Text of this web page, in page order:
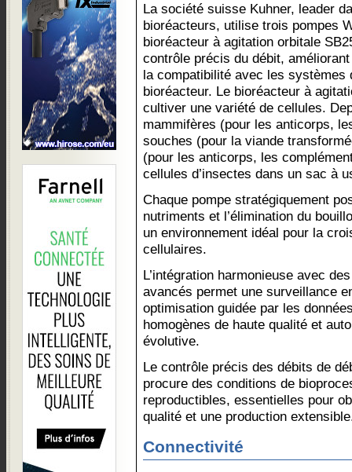
La société suisse Kuhner, leader
bioréacteurs, utilise trois pompes
bioréacteur à agitation orbitale
contrôle précis du débit,
la compatibilité avec les systèmes
bioréacteur. Le bioréacteur à
cultiver une variété de cellules.
mammifères (pour les anticorps,
souches (pour la viande
(pour les anticorps, les
cellules d’insectes dans un sac à
Chaque pompe stratégiquement
nutriments et l’élimination du
un environnement idéal pour la
cellulaires.
L’intégration harmonieuse avec
avancés permet une surveillance
optimisation guidée par les
homogènes de haute qualité et
évolutive.
Le contrôle précis des débits de
procure des conditions de
reproductibles, essentielles pour
qualité et une production
Connectivité